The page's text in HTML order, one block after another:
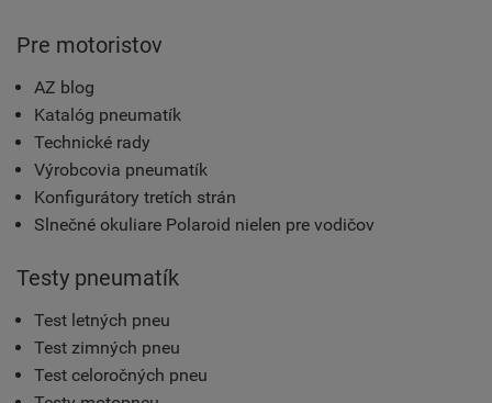
Pre motoristov
AZ blog
Katalóg pneumatík
Technické rady
Výrobcovia pneumatík
Konfigurátory tretích strán
Slnečné okuliare Polaroid nielen pre vodičov
Testy pneumatík
Test letných pneu
Test zimných pneu
Test celoročných pneu